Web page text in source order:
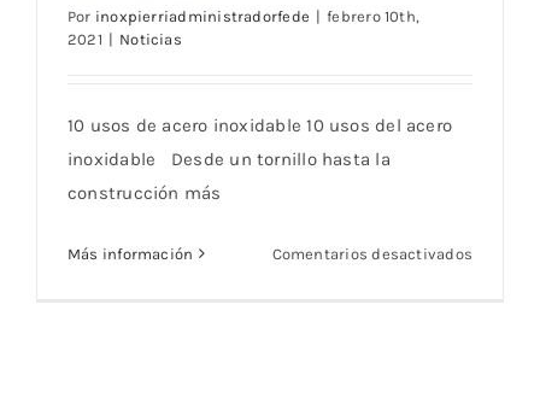
Contacto
Carrito
Buscar:
Por inoxpierriadministradorfede | febrero 10th,
2021 | Noticias
10 usos de acero inoxidable 10 usos del acero
inoxidable Desde un tornillo hasta la
construcción más
Más información Comentarios desactivados